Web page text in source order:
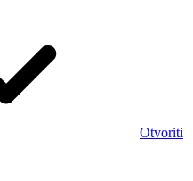
Otvoriti